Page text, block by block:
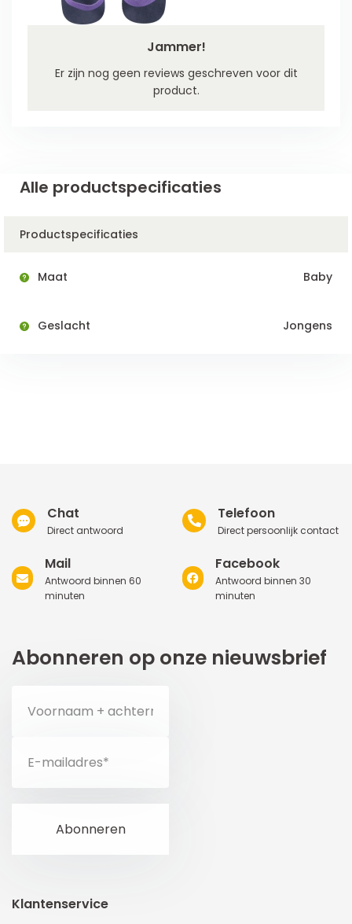
Jammer!
Er zijn nog geen reviews geschreven voor dit
product.
Alle productspecificaties
Productspecificaties
Maat Baby
Geslacht Jongens
Chat
Direct antwoord
Telefoon
Direct persoonlijk contact
Mail
Antwoord binnen 60
minuten
Facebook
Antwoord binnen 30
minuten
Abonneren op onze nieuwsbrief
Klantenservice